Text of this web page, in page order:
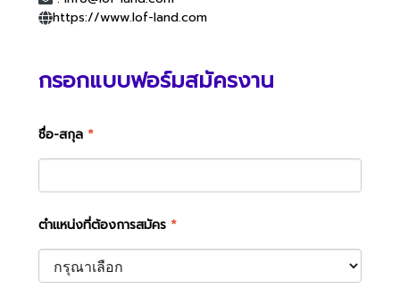
https://www.lof-land.com
กรอกแบบฟอร์มสมัครงาน
ชื่อ-สกุล *
ตำแหน่งที่ต้องการสมัคร *